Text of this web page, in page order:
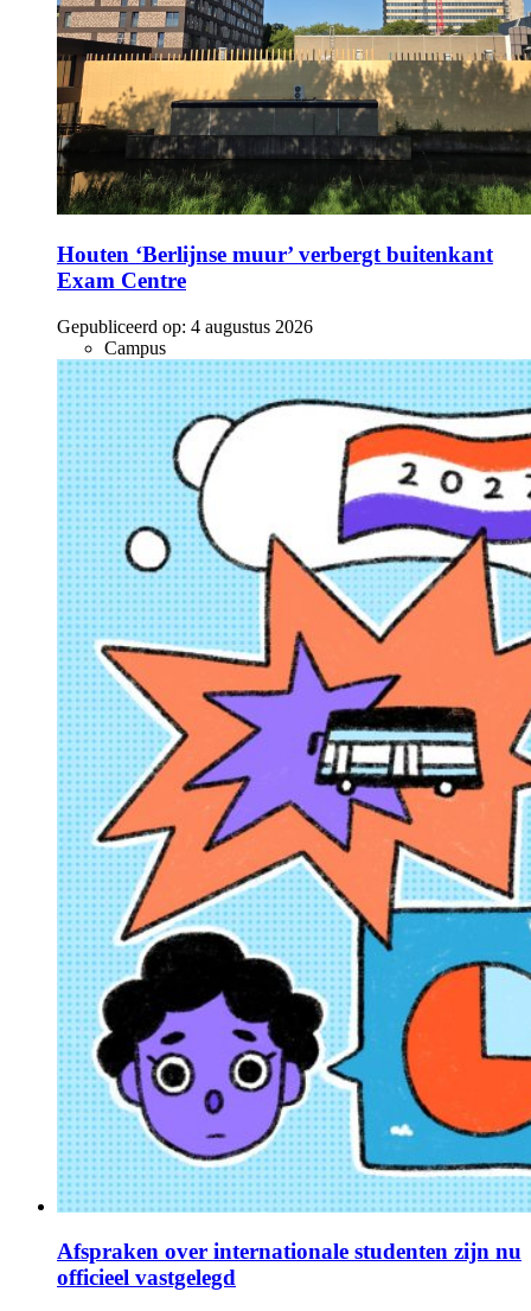
Houten ‘Berlijnse muur’ verbergt buitenkant
Exam Centre
Gepubliceerd op: 4 augustus 2026
Campus
Afspraken over internationale studenten zijn nu
officieel vastgelegd